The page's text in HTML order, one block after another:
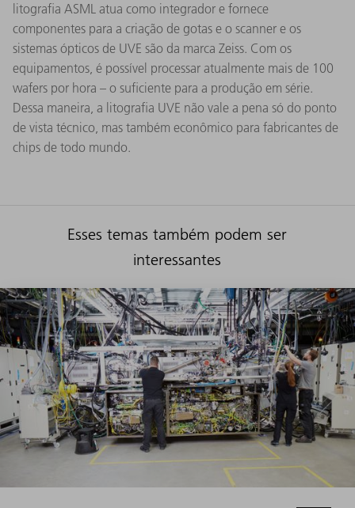
litografia ASML atua como integrador e fornece
componentes para a criação de gotas e o scanner e os
sistemas ópticos de UVE são da marca Zeiss. Com os
equipamentos, é possível processar atualmente mais de 100
wafers por hora – o suficiente para a produção em série.
Dessa maneira, a litografia UVE não vale a pena só do ponto
de vista técnico, mas também econômico para fabricantes de
chips de todo mundo.
Esses temas também podem ser
interessantes